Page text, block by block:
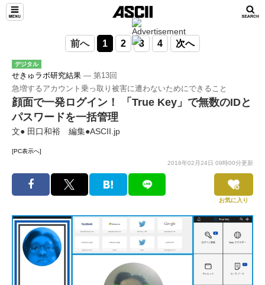
前へ 1 2 3 4 次へ
デジタル
せきゅラボ研究結果 ― 第13回
急増するアカウント乗っ取り被害に遭わないためにできること
顔面で一発ログイン！ 「True Key」で無数のIDと
パスワードを一括管理
文● 田口和裕 編集●ASCII.jp
[PC表示へ]
2016年02月24日 09時00分更新
お気に入り